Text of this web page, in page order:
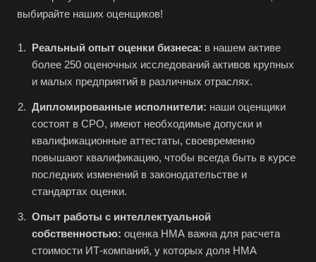
выбирайте наших оценщиков!
Реальный опыт оценки бизнеса: в нашем активе
более 250 оценочных исследований активов крупных
и малых предприятий в различных отраслях.
Дипломированные исполнители: наши оценщики
состоят в СРО, имеют необходимые допуски и
квалификационные аттестаты, своевременно
повышают квалификацию, чтобы всегда быть в курсе
последних изменений в законодательстве и
стандартах оценки.
Опыт работы с интеллектуальной
собственностью: оценка НМА важна для расчета
стоимости ИТ-компаний, у которых доля НМА
Бердск
Бийск
Бирюч
Благовещенск
Богородицк
Боготол
Большой Камень
Бор